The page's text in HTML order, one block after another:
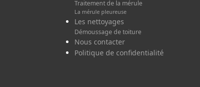
Traitement de la mérule
La mérule pleureuse
Les nettoyages
Démoussage de toiture
Nous contacter
Politique de confidentialité